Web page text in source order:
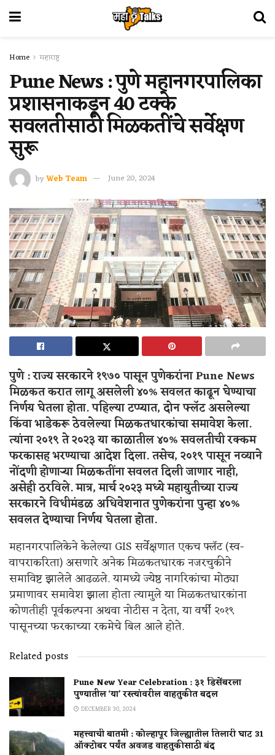
Home महाराष्ट्र
Pune News : पुणे महानगरपालिका
प्रशासनाकडून 40 टक्के
सवलतीसाठी मिळकतींचे सर्वेक्षण
सुरू
byWeb Team June 20, 2024
पुणे : राज्य सरकारने १९७० पासून पुणेकरांना Pune News
मिळकत करात लागू असलेली ४०% सवलत काढून घेण्याचा
निर्णय घेतला होता. पहिल्या टप्प्यात, दोन फ्लॅट असलेल्या
किंवा भाडेकरू ठेवलेल्या मिळकतधारकांचा समावेश केला.
त्यांना २०१९ ते २०२३ या काळातील ४०% सवलतीची रक्कम
फरकासह भरण्याचा आदेश दिला. तसेच, २०१९ पासून नव्याने
नोंदणी होणाऱ्या मिळकतींना सवलत दिली जाणार नाही,
असेही ठरविले. मात्र, मार्च २०२३ मध्ये महायुतीच्या राज्य
सरकारने विधीमंडळ अधिवेशनात पुणेकरांना पुन्हा ४०%
सवलत देण्याचा निर्णय घेतला होता.
महानगरपालिकेने केलेल्या GIS सर्वेक्षणात एकच फ्लॅट (स्व-
वापराकरिता) असणारे अनेक मिळकतधारक नजरचुकीने
समाविष्ट झालेले आढळले. यामध्ये ज्येष्ठ नागरिकांचा मोठ्या
प्रमाणावर समावेश झाला होता त्यामुले या मिळकतधारकांना
कोणतीही पूर्वकल्पना अथवा नोटीस न देता, या वर्षी २०१९
पासूनच्या फरकाच्या रकमेचे बिल आले होते.
Related posts
Pune New Year Celebration : ३१ डिसेंबरला
पुण्यातील ‘या’ रस्त्यांवरील वाहतुकीत बदल
DECEMBER 30, 2024
महत्त्वाची बातमी : कोल्हापूर जिल्ह्यातील तिलारी घाट 31
ऑक्टोबर पर्यंत अवजड वाहतुकीसाठी बंद